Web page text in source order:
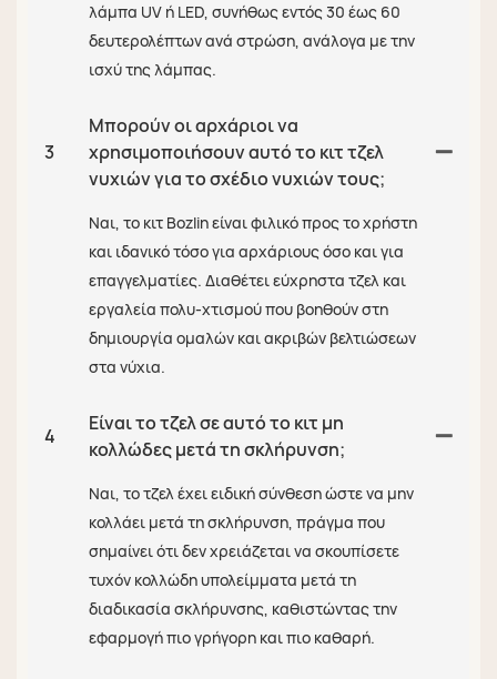
λάμπα UV ή LED, συνήθως εντός 30 έως 60
δευτερολέπτων ανά στρώση, ανάλογα με την
ισχύ της λάμπας.
3
Μπορούν οι αρχάριοι να
χρησιμοποιήσουν αυτό το κιτ τζελ
νυχιών για το σχέδιο νυχιών τους;
Ναι, το κιτ Bozlin είναι φιλικό προς το χρήστη
και ιδανικό τόσο για αρχάριους όσο και για
επαγγελματίες. Διαθέτει εύχρηστα τζελ και
εργαλεία πολυ-χτισμού που βοηθούν στη
δημιουργία ομαλών και ακριβών βελτιώσεων
στα νύχια.
4
Είναι το τζελ σε αυτό το κιτ μη
κολλώδες μετά τη σκλήρυνση;
Ναι, το τζελ έχει ειδική σύνθεση ώστε να μην
κολλάει μετά τη σκλήρυνση, πράγμα που
σημαίνει ότι δεν χρειάζεται να σκουπίσετε
τυχόν κολλώδη υπολείμματα μετά τη
διαδικασία σκλήρυνσης, καθιστώντας την
εφαρμογή πιο γρήγορη και πιο καθαρή.